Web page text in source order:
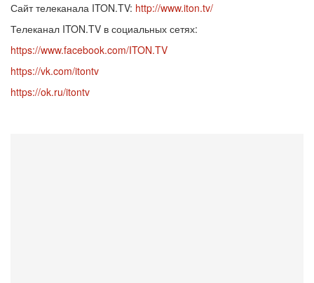
Сайт телеканала ITON.TV: http://www.iton.tv/
Телеканал ITON.TV в социальных сетях:
https://www.facebook.com/ITON.TV
https://vk.com/itontv
https://ok.ru/itontv